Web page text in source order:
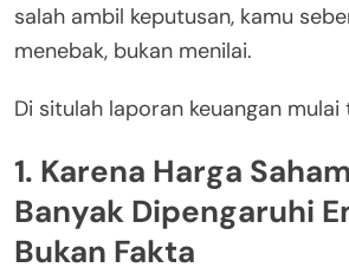
salah ambil keputusan, kamu
menebak, bukan menilai.
Di situlah laporan keuangan mulai
1. Karena Harga
Banyak Dipengaruhi
Bukan Fakta